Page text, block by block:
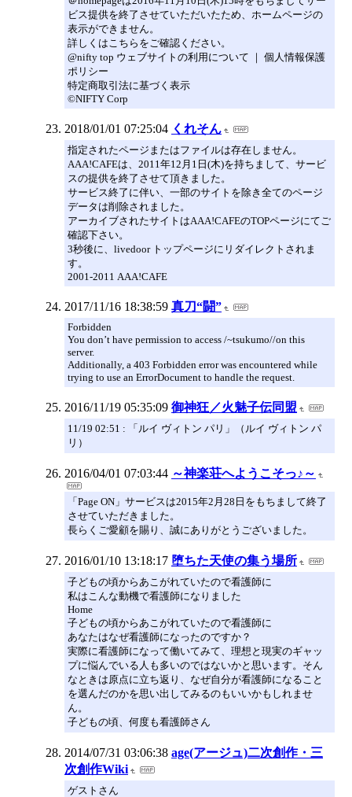
ビス提供を終了させていただいたため、ホームページの
表示ができません。
詳しくはこちらをご確認ください。
@nifty top ウェブサイトの利用について ｜ 個人情報保護
ポリシー
特定商取引法に基づく表示
©NIFTY Corp
2018/01/01 07:25:04 くれそん
指定されたページまたはファイルは存在しません。
AAA!CAFEは、2011年12月1日(木)を持ちまして、サービ
スの提供を終了させて頂きました。
サービス終了に伴い、一部のサイトを除き全てのページ
データは削除されました。
アーカイブされたサイトはAAA!CAFEのTOPページにてご
確認下さい。
3秒後に、livedoor トップページにリダイレクトされま
す。
2001-2011 AAA!CAFE
2017/11/16 18:38:59 真刀“闘”
Forbidden
You don’t have permission to access /~tsukumo//on this
server.
Additionally, a 403 Forbidden error was encountered while
trying to use an ErrorDocument to handle the request.
2016/11/19 05:35:09 御神狂／火魅子伝同盟
11/19 02:51 : 「ルイ ヴィトン パリ」（ルイ ヴィトン パ
リ）
2016/04/01 07:03:44 ～神楽荘へようこそっ♪～
「Page ON」サービスは2015年2月28日をもちまして終了
させていただきました。
長らくご愛顧を賜り、誠にありがとうございました。
2016/01/10 13:18:17 堕ちた天使の集う場所
子どもの頃からあこがれていたので看護師に
私はこんな動機で看護師になりました
Home
子どもの頃からあこがれていたので看護師に
あなたはなぜ看護師になったのですか？
実際に看護師になって働いてみて、理想と現実のギャッ
プに悩んでいる人も多いのではないかと思います。そん
なときは原点に立ち返り、なぜ自分が看護師になること
を選んだのかを思い出してみるのもいいかもしれませ
ん。
子どもの頃、何度も看護師さん
2014/07/31 03:06:38 age(アージュ)二次創作・三
次創作Wiki
ゲストさん